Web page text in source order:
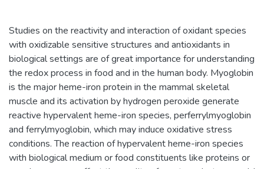
Studies on the reactivity and interaction of oxidant species
with oxidizable sensitive structures and antioxidants in
biological settings are of great importance for understanding
the redox process in food and in the human body. Myoglobin
is the major heme-iron protein in the mammal skeletal
muscle and its activation by hydrogen peroxide generate
reactive hypervalent heme-iron species, perferrylmyoglobin
and ferrylmyoglobin, which may induce oxidative stress
conditions. The reaction of hypervalent heme-iron species
with biological medium or food constituents like proteins or